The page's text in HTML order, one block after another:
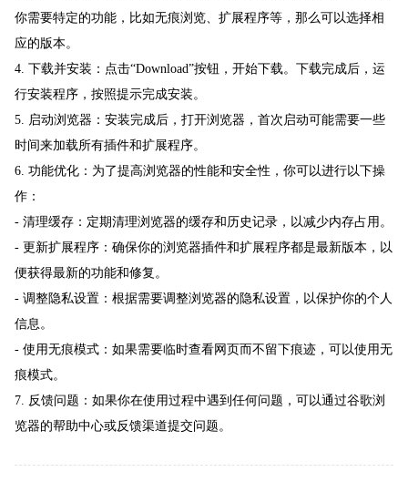
你需要特定的功能，比如无痕浏览、扩展程序等，那么可以选择相
应的版本。
4. 下载并安装：点击“Download”按钮，开始下载。下载完成后，运
行安装程序，按照提示完成安装。
5. 启动浏览器：安装完成后，打开浏览器，首次启动可能需要一些
时间来加载所有插件和扩展程序。
6. 功能优化：为了提高浏览器的性能和安全性，你可以进行以下操
作：
- 清理缓存：定期清理浏览器的缓存和历史记录，以减少内存占用。
- 更新扩展程序：确保你的浏览器插件和扩展程序都是最新版本，以
便获得最新的功能和修复。
- 调整隐私设置：根据需要调整浏览器的隐私设置，以保护你的个人
信息。
- 使用无痕模式：如果需要临时查看网页而不留下痕迹，可以使用无
痕模式。
7. 反馈问题：如果你在使用过程中遇到任何问题，可以通过谷歌浏
览器的帮助中心或反馈渠道提交问题。